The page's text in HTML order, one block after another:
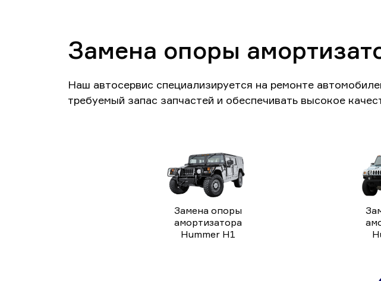
Замена опоры
Наш автосервис специализируется на ремонте
требуемый запас запчастей и обеспечивать высокое
Замена опоры
амортизатора
Hummer H1